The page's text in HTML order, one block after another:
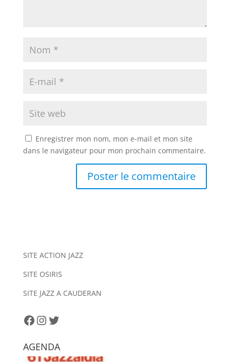
Enregistrer mon nom, mon e-mail et mon site
dans le navigateur pour mon prochain commentaire.
n
t
i
:
SITE ACTION JAZZ
SITE OSIRIS
SITE JAZZ A CAUDERAN
Facebook
Instagram
Twitter
AGENDA